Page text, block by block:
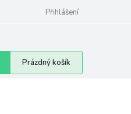
Přihlášení
Nákupní
košík
Prázdný košík